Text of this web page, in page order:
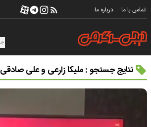
تماس با ما درباره ما
نتایج جستجو : ملیکا زارعی و علی صادقی